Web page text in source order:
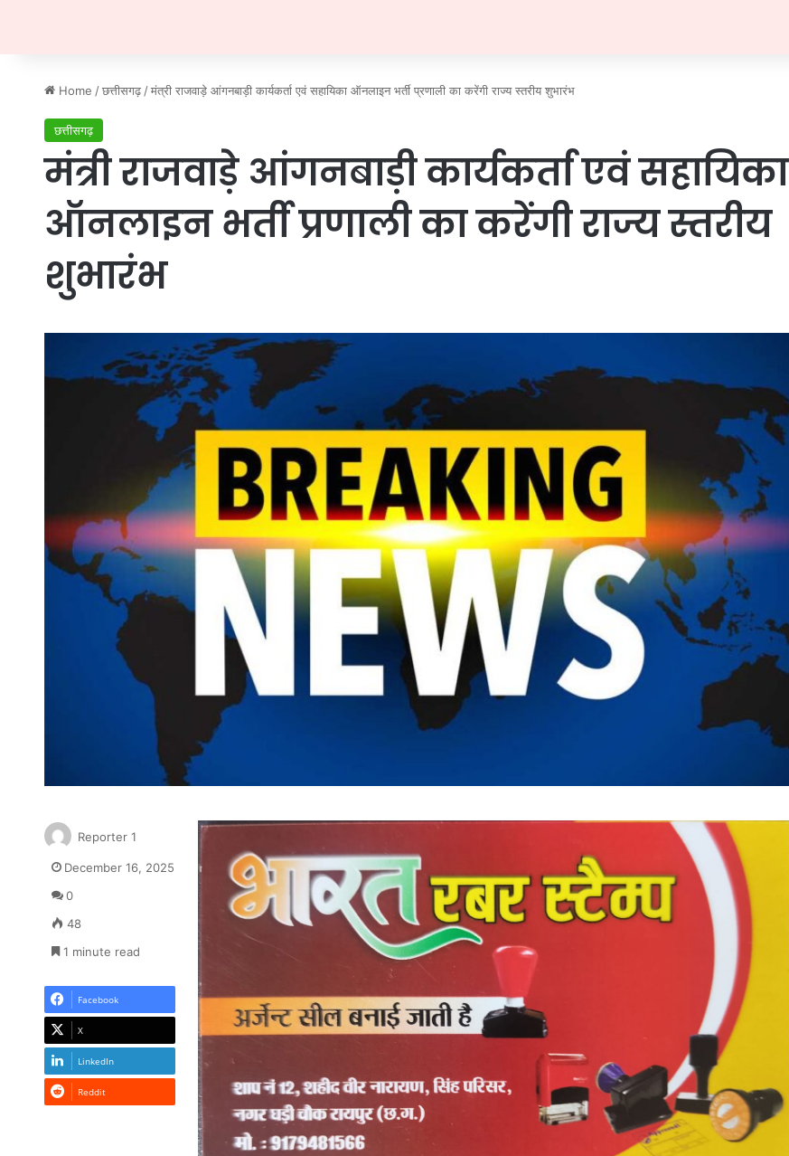
Home / छत्तीसगढ़ / मंत्री राजवाड़े आंगनबाड़ी कार्यकर्ता एवं सहायिका ऑनलाइन भर्ती प्रणाली का करेंगी राज्य स्तरीय शुभारंभ
छत्तीसगढ़
मंत्री राजवाड़े आंगनबाड़ी कार्यकर्ता एवं सहायिका
ऑनलाइन भर्ती प्रणाली का करेंगी राज्य स्तरीय
शुभारंभ
Reporter 1
December 16, 2025
0
48
1 minute read
Facebook
X
LinkedIn
Reddit